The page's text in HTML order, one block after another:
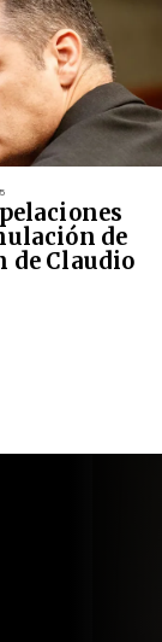
de
de Claudio